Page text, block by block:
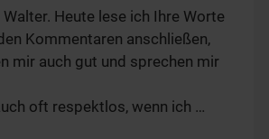
Walter. Heute lese ich Ihre Worte
Kommentaren anschließen,
mir auch gut und sprechen mir
oft respektlos, wenn ich …